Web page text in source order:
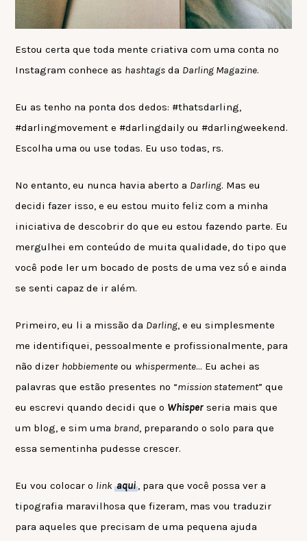
Estou certa que toda mente criativa com uma conta no
Instagram conhece as hashtags da Darling Magazine.
Eu as tenho na ponta dos dedos: #thatsdarling,
#darlingmovement e #darlingdaily ou #darlingweekend.
Escolha uma ou use todas. Eu uso todas, rs.
No entanto, eu nunca havia aberto a Darling. Mas eu
decidi fazer isso, e eu estou muito feliz com a minha
iniciativa de descobrir do que eu estou fazendo parte. Eu
mergulhei em conteúdo de muita qualidade, do tipo que
você pode ler um bocado de posts de uma vez só e ainda
se senti capaz de ir além.
Primeiro, eu li a missão da Darling, e eu simplesmente
me identifiquei, pessoalmente e profissionalmente, para
não dizer hobbiemente ou whispermente… Eu achei as
palavras que estão presentes no “mission statement” que
eu escrevi quando decidi que o Whisper seria mais que
um blog, e sim uma brand, preparando o solo para que
essa sementinha pudesse crescer.
Eu vou colocar o linkaqui , para que você possa ver a
tipografia maravilhosa que fizeram, mas vou traduzir
para aqueles que precisam de uma pequena ajuda